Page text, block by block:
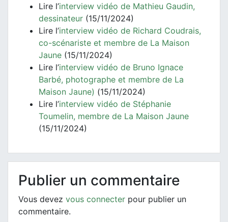
Lire l’interview vidéo de Mathieu Gaudin,
dessinateur (15/11/2024)
Lire l’interview vidéo de Richard Coudrais,
co-scénariste et membre de La Maison
Jaune (15/11/2024)
Lire l’interview vidéo de Bruno Ignace
Barbé, photographe et membre de La
Maison Jaune) (15/11/2024)
Lire l’interview vidéo de Stéphanie
Toumelin, membre de La Maison Jaune
(15/11/2024)
Publier un commentaire
Vous devez vous connecter pour publier un
commentaire.